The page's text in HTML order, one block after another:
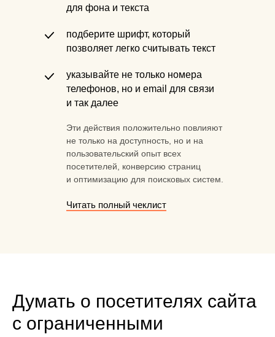
Читать полный чеклист
Эти действия положительно повлияют
не только на доступность, но и на
пользовательский опыт всех
посетителей, конверсию страниц
и оптимизацию для поисковых систем.
указывайте не только номера
телефонов, но и email для связи
и так далее
подберите шрифт, который
позволяет легко считывать текст
для фона и текста
Думать о посетителях сайта
с ограниченными